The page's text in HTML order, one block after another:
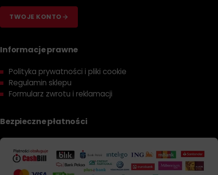
TWOJE KONTO
Informacje prawne
Polityka prywatności i pliki cookie
Regulamin sklepu
Formularz zwrotu i reklamacji
Bezpieczne płatności